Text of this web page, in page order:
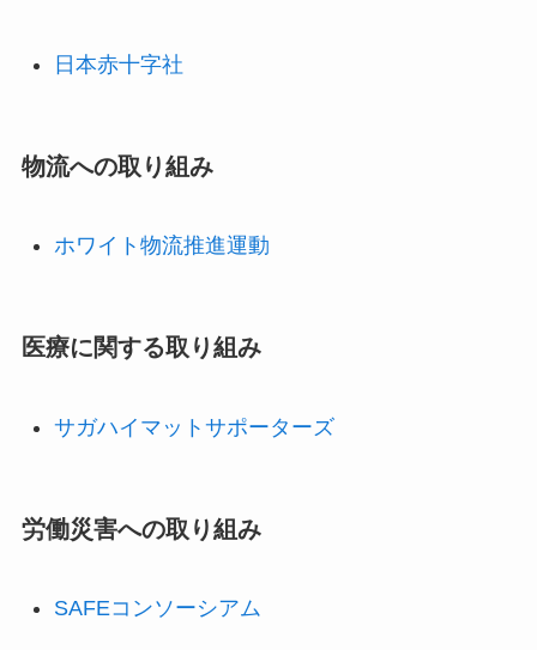
日本赤十字社
物流への取り組み
ホワイト物流推進運動
医療に関する取り組み
サガハイマットサポーターズ
労働災害への取り組み
SAFEコンソーシアム